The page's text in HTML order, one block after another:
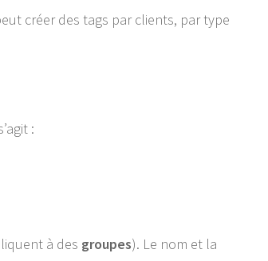
créer des tags par clients, par type
:
à des groupes). Le nom et la